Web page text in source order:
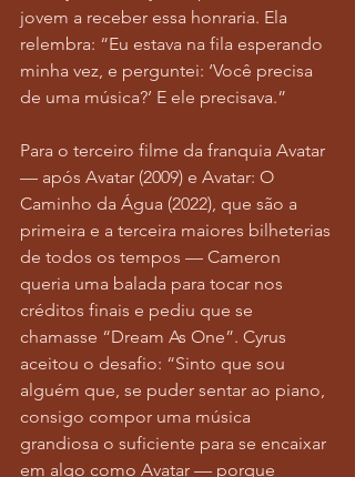
jovem a receber essa honraria. Ela
relembra: “Eu estava na fila esperando
minha vez, e perguntei: ‘Você precisa
de uma música?’ E ele precisava.”
Para o terceiro filme da franquia Avatar
— após Avatar (2009) e Avatar: O
Caminho da Água (2022), que são a
primeira e a terceira maiores bilheterias
de todos os tempos — Cameron
queria uma balada para tocar nos
créditos finais e pediu que se
chamasse “Dream As One”. Cyrus
aceitou o desafio: “Sinto que sou
alguém que, se puder sentar ao piano,
consigo compor uma música
grandiosa o suficiente para se encaixar
em algo como Avatar — porque